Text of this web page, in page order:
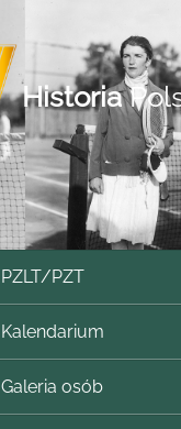
Historia
PZLT/PZT
Kalendarium
Galeria osób